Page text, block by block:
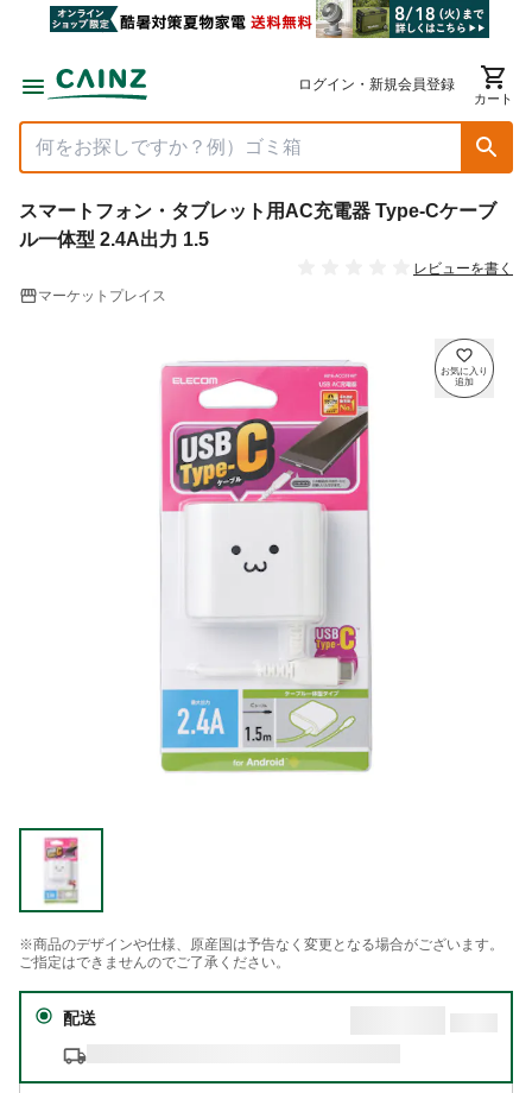
ログイン・新規会員登録
カート
スマートフォン・タブレット用AC充電器 Type-Cケーブ
ル一体型 2.4A出力 1.5
レビューを書く
マーケットプレイス
※商品のデザインや仕様、原産国は予告なく変更となる場合がございます。
ご指定はできませんのでご了承ください。
配送